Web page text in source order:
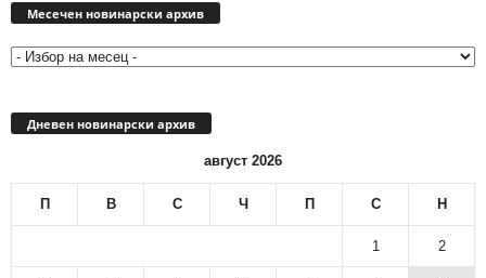
Месечен новинарски архив
Дневен новинарски архив
август 2026
П В С Ч П С Н
1 2